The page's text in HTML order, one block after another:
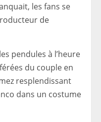
les fans se
de
pendules à l’heure
du couple en
resplendissant
dans un costume